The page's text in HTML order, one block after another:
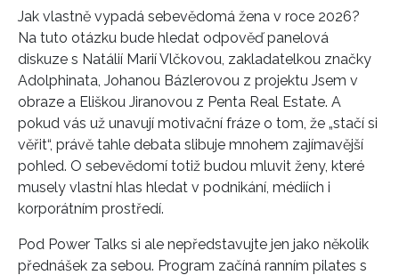
Jak vlastně vypadá sebevědomá žena v roce 2026?
Na tuto otázku bude hledat odpověď panelová
diskuze s Natálií Marií Vlčkovou, zakladatelkou značky
Adolphinata, Johanou Bázlerovou z projektu Jsem v
obraze a Eliškou Jiranovou z Penta Real Estate. A
pokud vás už unavují motivační fráze o tom, že „stačí si
věřit“, právě tahle debata slibuje mnohem zajímavější
pohled. O sebevědomí totiž budou mluvit ženy, které
musely vlastní hlas hledat v podnikání, médiích i
korporátním prostředí.
Pod Power Talks si ale nepředstavujte jen jako několik
přednášek za sebou. Program začíná ranním pilates s